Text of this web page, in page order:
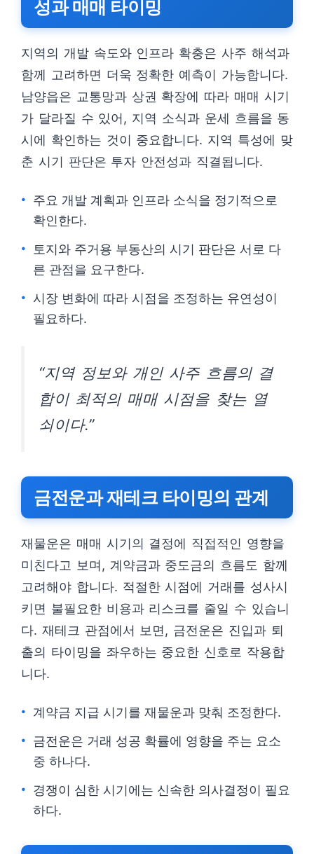
성과 매매 타이밍
지역의 개발 속도와 인프라 확충은 사주 해석과
함께 고려하면 더욱 정확한 예측이 가능합니다.
남양읍은 교통망과 상권 확장에 따라 매매 시기
가 달라질 수 있어, 지역 소식과 운세 흐름을 동
시에 확인하는 것이 중요합니다. 지역 특성에 맞
춘 시기 판단은 투자 안전성과 직결됩니다.
주요 개발 계획과 인프라 소식을 정기적으로
확인한다.
토지와 주거용 부동산의 시기 판단은 서로 다
른 관점을 요구한다.
시장 변화에 따라 시점을 조정하는 유연성이
필요하다.
“지역 정보와 개인 사주 흐름의 결
합이 최적의 매매 시점을 찾는 열
쇠이다.”
금전운과 재테크 타이밍의 관계
재물운은 매매 시기의 결정에 직접적인 영향을
미친다고 보며, 계약금과 중도금의 흐름도 함께
고려해야 합니다. 적절한 시점에 거래를 성사시
키면 불필요한 비용과 리스크를 줄일 수 있습니
다. 재테크 관점에서 보면, 금전운은 진입과 퇴
출의 타이밍을 좌우하는 중요한 신호로 작용합
니다.
계약금 지급 시기를 재물운과 맞춰 조정한다.
금전운은 거래 성공 확률에 영향을 주는 요소
중 하나다.
경쟁이 심한 시기에는 신속한 의사결정이 필요
하다.